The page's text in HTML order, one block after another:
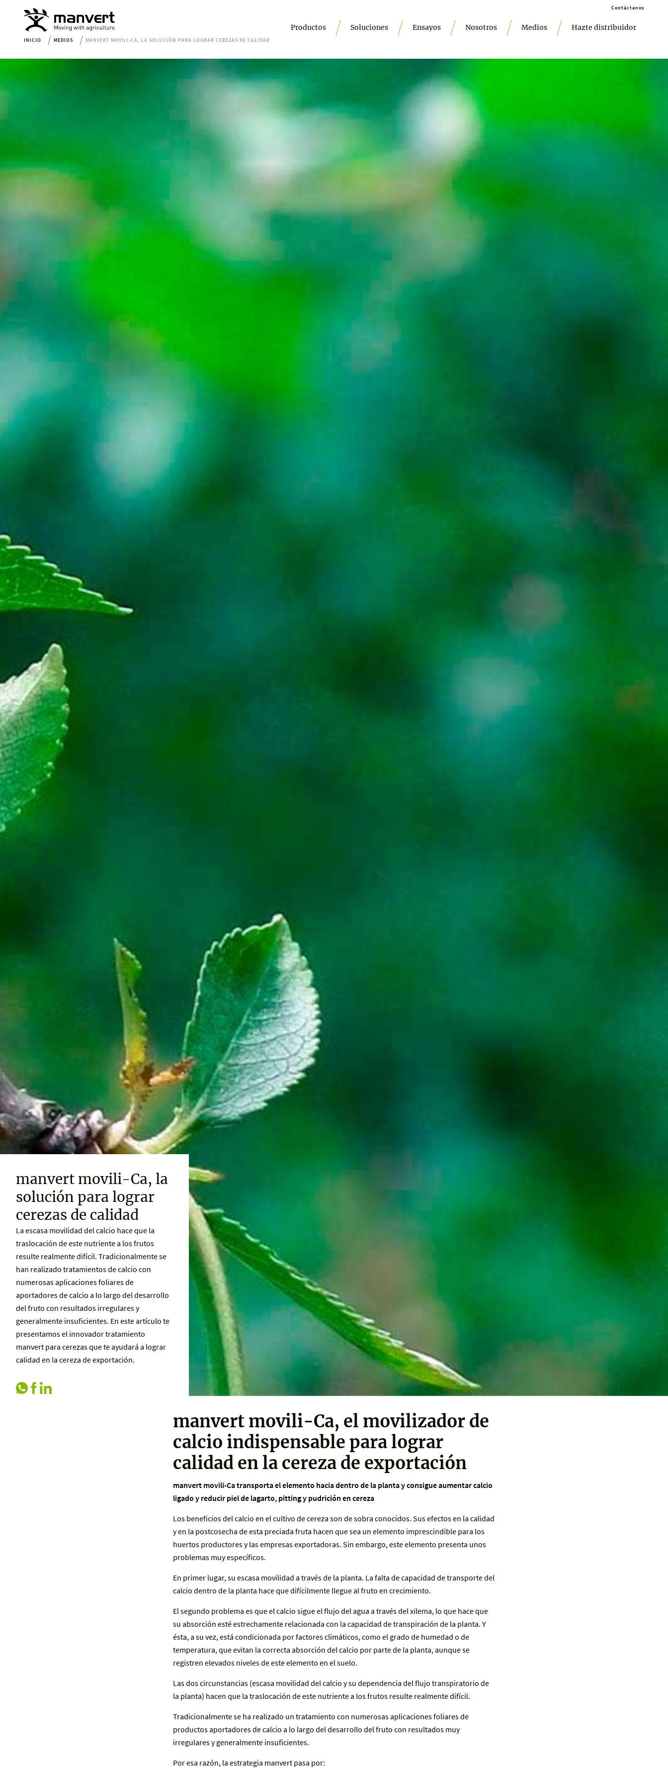
Contáctanos
Productos Soluciones Ensayos Nosotros Medios Hazte distribuidor
INICIO MEDIOS MANVERT MOVILI-CA, LA SOLUCIÓN PARA LOGRAR CEREZAS DE CALIDAD
manvert movili-Ca, la
solución para lograr
cerezas de calidad
La escasa movilidad del calcio hace que la
traslocación de este nutriente a los frutos
resulte realmente difícil. Tradicionalmente se
han realizado tratamientos de calcio con
numerosas aplicaciones foliares de
aportadores de calcio a lo largo del desarrollo
del fruto con resultados irregulares y
generalmente insuficientes. En este artículo te
presentamos el innovador tratamiento
manvert para cerezas que te ayudará a lograr
calidad en la cereza de exportación.
manvert movili-Ca, el movilizador de
calcio indispensable para lograr
calidad en la cereza de exportación
manvert movili-Ca transporta el elemento hacia dentro de la planta y consigue aumentar calcio
ligado y reducir piel de lagarto, pitting y pudrición en cereza
Los beneficios del calcio en el cultivo de cereza son de sobra conocidos. Sus efectos en la calidad
y en la postcosecha de esta preciada fruta hacen que sea un elemento imprescindible para los
huertos productores y las empresas exportadoras. Sin embargo, este elemento presenta unos
problemas muy específicos.
En primer lugar, su escasa movilidad a través de la planta. La falta de capacidad de transporte del
calcio dentro de la planta hace que difícilmente llegue al fruto en crecimiento.
El segundo problema es que el calcio sigue el flujo del agua a través del xilema, lo que hace que
su absorción esté estrechamente relacionada con la capacidad de transpiración de la planta. Y
ésta, a su vez, está condicionada por factores climáticos, como el grado de humedad o de
temperatura, que evitan la correcta absorción del calcio por parte de la planta, aunque se
registren elevados niveles de este elemento en el suelo.
Las dos circunstancias (escasa movilidad del calcio y su dependencia del flujo transpiratorio de
la planta) hacen que la traslocación de este nutriente a los frutos resulte realmente difícil.
Tradicionalmente se ha realizado un tratamiento con numerosas aplicaciones foliares de
productos aportadores de calcio a lo largo del desarrollo del fruto con resultados muy
irregulares y generalmente insuficientes.
Por esa razón, la estrategia manvert pasa por: